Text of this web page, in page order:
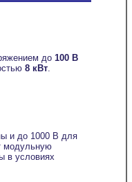
до 100 В
8 кВт.
и до 1000 В для
модульную
в условиях